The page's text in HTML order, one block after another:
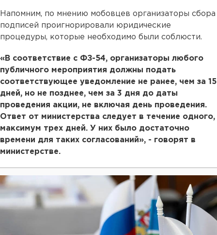
Напомним, по мнению мобовцев организаторы сбора
подписей проигнорировали юридические
процедуры, которые необходимо были соблюсти.
«В соответствие с ФЗ-54, организаторы любого
публичного мероприятия должны подать
соответствующее уведомление не ранее, чем за 15
дней, но не позднее, чем за 3 дня до даты
проведения акции, не включая день проведения.
Ответ от министерства следует в течение одного,
максимум трех дней. У них было достаточно
времени для таких согласований», - говорят в
министерстве.